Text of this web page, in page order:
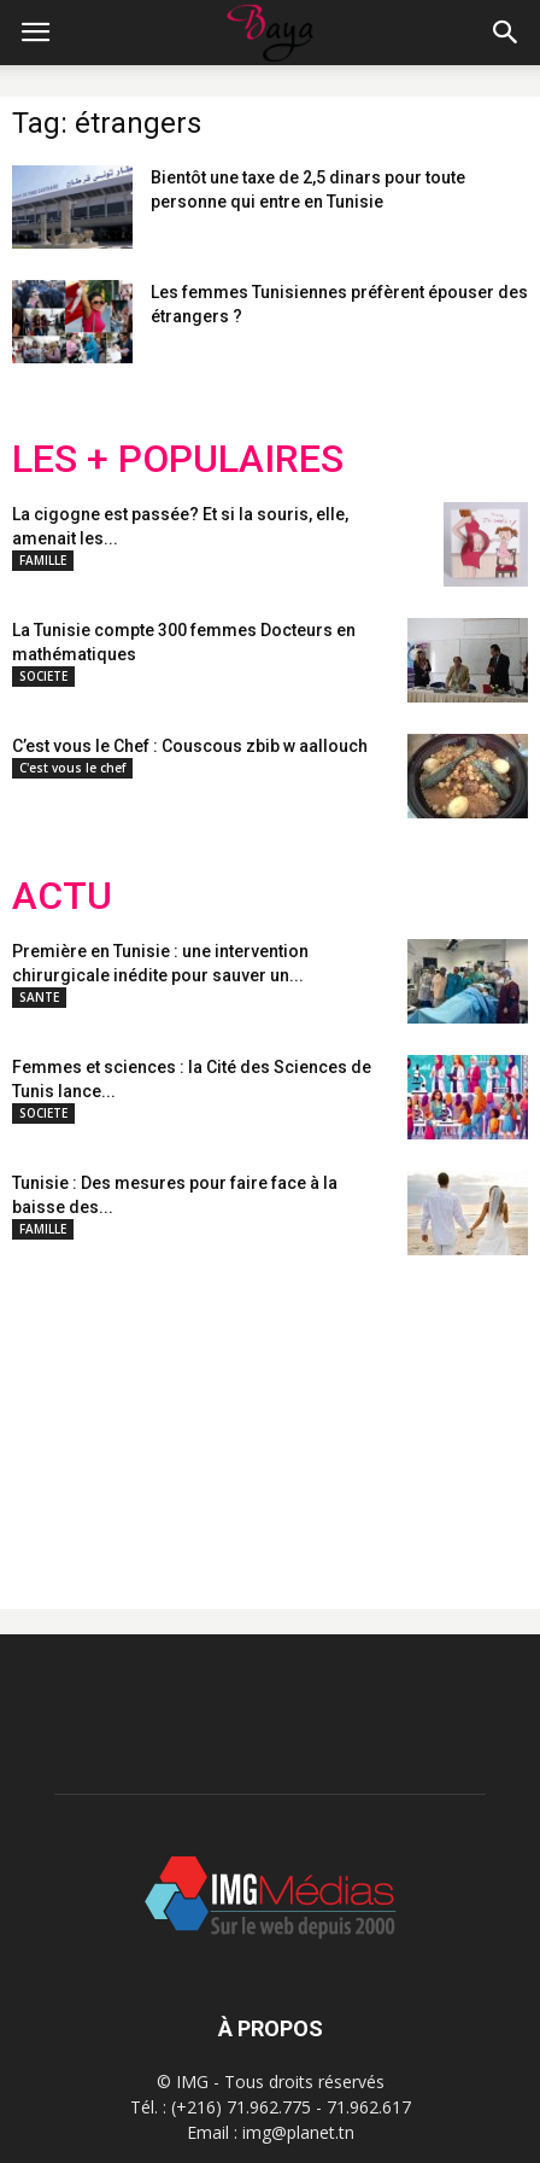
Tag: étrangers
Bientôt une taxe de 2,5 dinars pour toute
personne qui entre en Tunisie
Les femmes Tunisiennes préfèrent épouser des
étrangers ?
LES + POPULAIRES
La cigogne est passée? Et si la souris, elle,
amenait les...
FAMILLE
La Tunisie compte 300 femmes Docteurs en
mathématiques
SOCIETE
C’est vous le Chef : Couscous zbib w aallouch
C'est vous le chef
ACTU
Première en Tunisie : une intervention
chirurgicale inédite pour sauver un...
SANTE
Femmes et sciences : la Cité des Sciences de
Tunis lance...
SOCIETE
Tunisie : Des mesures pour faire face à la
baisse des...
FAMILLE
À PROPOS
© IMG - Tous droits réservés
Tél. : (+216) 71.962.775 - 71.962.617
Email : img@planet.tn